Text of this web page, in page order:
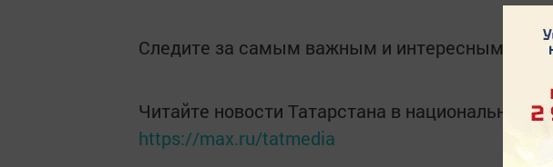
Следите за самым важным и интересным в
Читайте новости Татарстана в национальном
https://max.ru/tatmedia